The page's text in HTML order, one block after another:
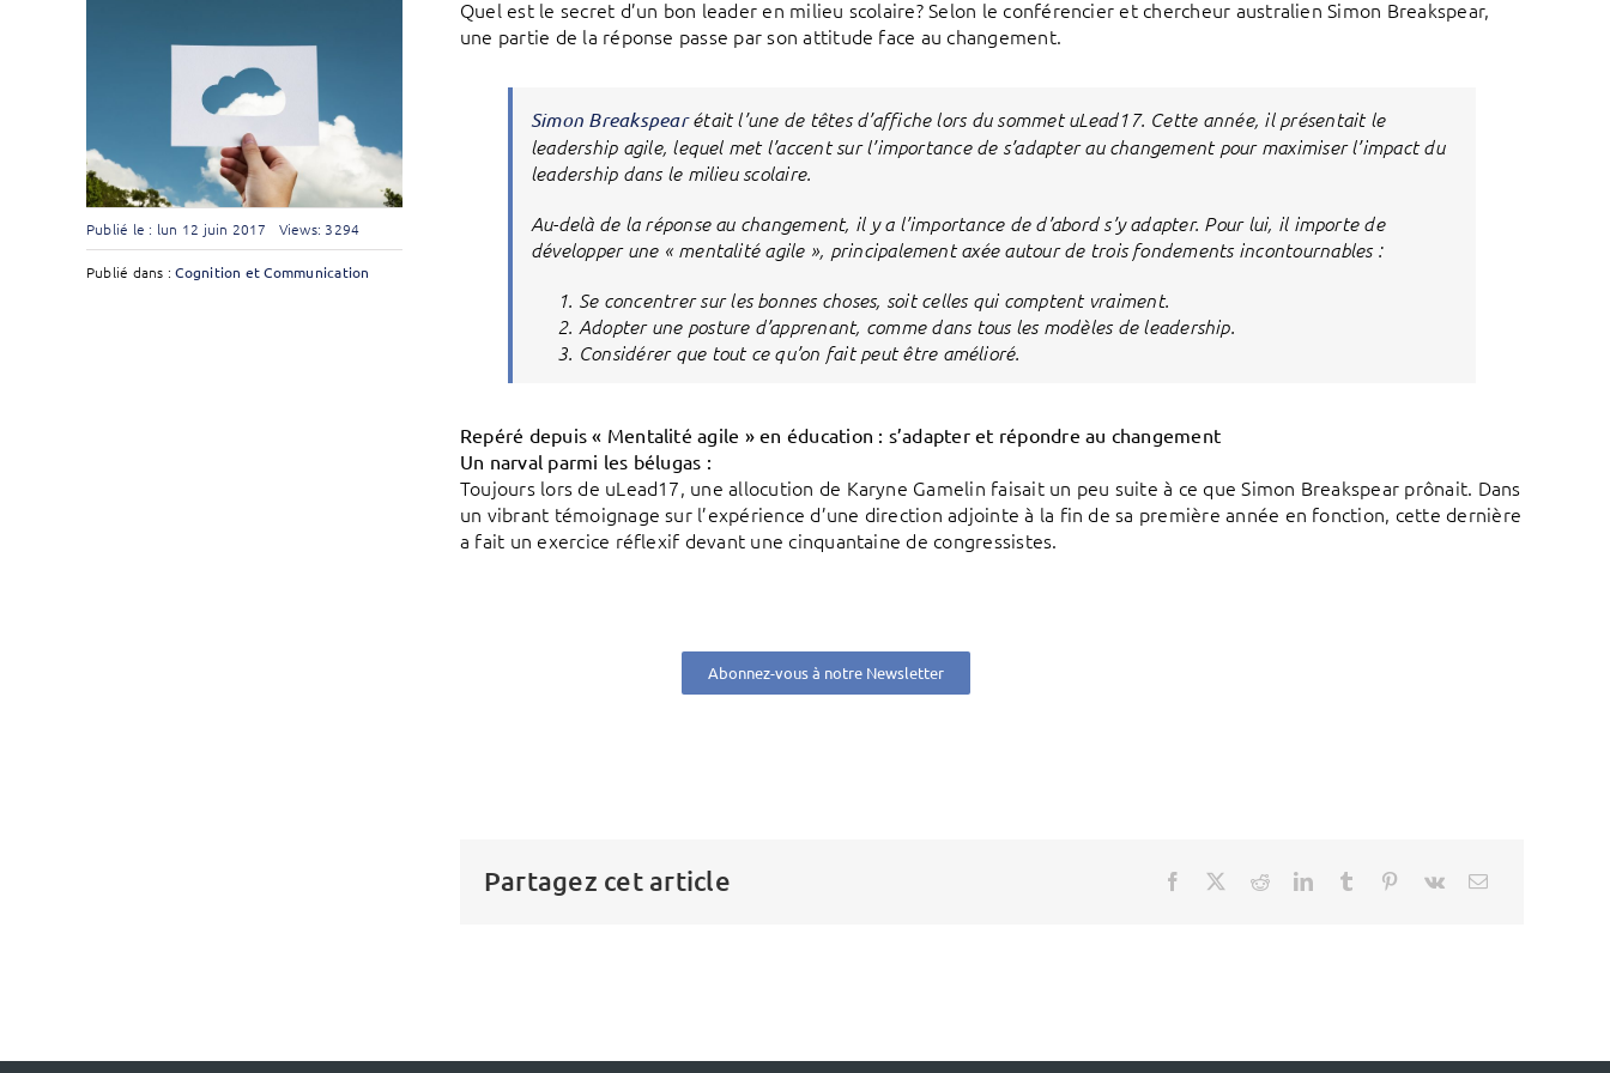
Publié le : lun 12 juin 2017 Views: 3294
Publié dans :Cognition et Communication
Quel est le secret d’un bon leader en milieu scolaire? Selon le conférencier et chercheur australien Simon Breakspear,
une partie de la réponse passe par son attitude face au changement.
Simon Breakspearétait l’une de têtes d’affiche lors du sommet uLead17. Cette année, il présentait le
leadership agile, lequel met l’accent sur l’importance de s’adapter au changement pour maximiser l’impact du
leadership dans le milieu scolaire.
Au-delà de la réponse au changement, il y a l’importance de d’abord s’y adapter. Pour lui, il importe de
développer une « mentalité agile », principalement axée autour de trois fondements incontournables :
Se concentrer sur les bonnes choses, soit celles qui comptent vraiment.
Adopter une posture d’apprenant, comme dans tous les modèles de leadership.
Considérer que tout ce qu’on fait peut être amélioré.
Repéré depuis « Mentalité agile » en éducation : s’adapter et répondre au changement
Un narval parmi les bélugas :
Toujours lors de uLead17, une allocution de Karyne Gamelin faisait un peu suite à ce que Simon Breakspear prônait. Dans
un vibrant témoignage sur l’expérience d’une direction adjointe à la fin de sa première année en fonction, cette dernière
a fait un exercice réflexif devant une cinquantaine de congressistes.
Abonnez-vous à notre Newsletter
Partagez cet article